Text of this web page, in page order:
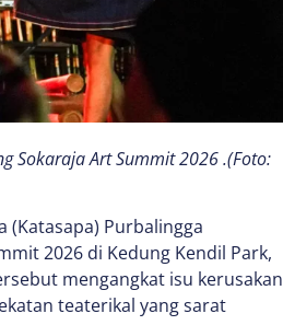
Sokaraja Art Summit 2026 .(Foto:
(Katasapa) Purbalingga
2026 di Kedung Kendil Park,
mengangkat isu kerusakan
teaterikal yang sarat